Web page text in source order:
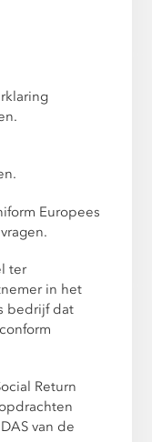
Europees
ter
in het
bedrijf dat
Return
van de